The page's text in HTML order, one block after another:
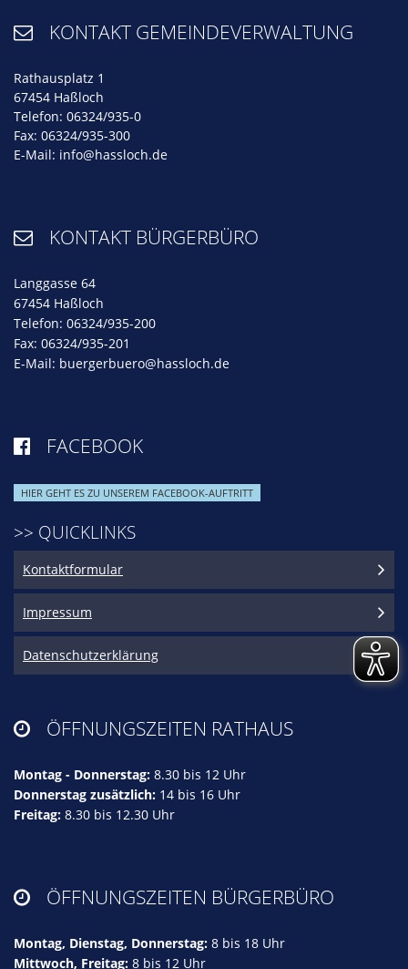
 KONTAKT GEMEINDEVERWALTUNG
Rathausplatz 1
67454 Haßloch
Telefon: 06324/935-0
Fax: 06324/935-300
E-Mail: info@hassloch.de
 KONTAKT BÜRGERBÜRO
Langgasse 64
67454 Haßloch
Telefon: 06324/935-200
Fax: 06324/935-201
E-Mail: buergerbuero@hassloch.de
 FACEBOOK
HIER GEHT ES ZU UNSEREM FACEBOOK-AUFTRITT
>> QUICKLINKS
Kontaktformular
Impressum
Datenschutzerklärung
 ÖFFNUNGSZEITEN RATHAUS
Montag - Donnerstag: 8.30 bis 12 Uhr
Donnerstag zusätzlich: 14 bis 16 Uhr
Freitag: 8.30 bis 12.30 Uhr
 ÖFFNUNGSZEITEN BÜRGERBÜRO
Montag, Dienstag, Donnerstag: 8 bis 18 Uhr
Mittwoch, Freitag: 8 bis 12 Uhr